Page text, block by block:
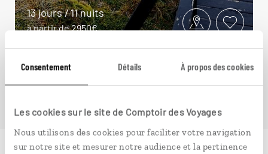
Consentement Détails À propos des cookies
Les cookies sur le site de Comptoir des Voyages
Nous utilisons des cookies pour faciliter votre navigation
sur notre site et mesurer notre audience et la pertinence
13 jours / 11 nuits
à partir de 2950€